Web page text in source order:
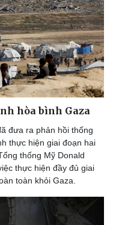
hòa bình Gaza
đưa ra phản hồi thống
thực hiện giai đoạn hai
thống Mỹ Donald
thực hiện đầy đủ giai
toàn khỏi Gaza.